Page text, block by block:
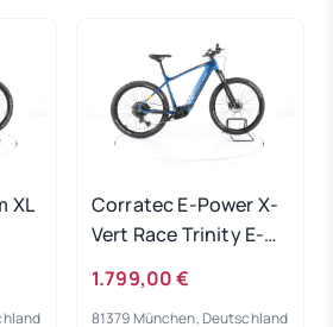
XL
Corratec E-Power X-
Vert Race Trinity E-
1.799,00 €
81379 München, Deutschland